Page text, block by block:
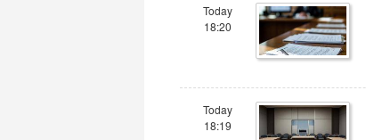
Today
18:20
Today
18:19